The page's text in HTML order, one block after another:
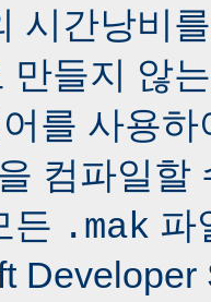
시간낭비
만들지 않
를 사용
컴파일할
든 .mak 파